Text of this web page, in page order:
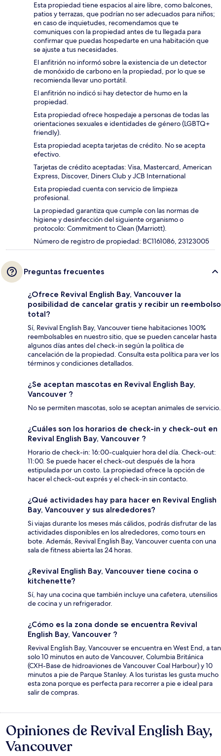
Esta propiedad tiene espacios al aire libre, como balcones,
patios y terrazas, que podrían no ser adecuados para niños;
en caso de inquietudes, recomendamos que te
comuniques con la propiedad antes de tu llegada para
confirmar que puedas hospedarte en una habitación que
se ajuste a tus necesidades.
El anfitrión no informó sobre la existencia de un detector
de monóxido de carbono en la propiedad, por lo que se
recomienda llevar uno portátil.
El anfitrión no indicó si hay detector de humo en la
propiedad.
Esta propiedad ofrece hospedaje a personas de todas las
orientaciones sexuales e identidades de género (LGBTQ+
friendly).
Esta propiedad acepta tarjetas de crédito. No se acepta
efectivo.
Tarjetas de crédito aceptadas: Visa, Mastercard, American
Express, Discover, Diners Club y JCB International
Esta propiedad cuenta con servicio de limpieza
profesional.
La propiedad garantiza que cumple con las normas de
higiene y desinfección del siguiente organismo o
protocolo: Commitment to Clean (Marriott).
Número de registro de propiedad: BC1161086, 23123005
Preguntas frecuentes
¿Ofrece Revival English Bay, Vancouver la
posibilidad de cancelar gratis y recibir un reembolso
total?
Sí, Revival English Bay, Vancouver tiene habitaciones 100%
reembolsables en nuestro sitio, que se pueden cancelar hasta
algunos días antes del check-in según la política de
cancelación de la propiedad. Consulta esta política para ver los
términos y condiciones detallados.
¿Se aceptan mascotas en Revival English Bay,
Vancouver ?
No se permiten mascotas, solo se aceptan animales de servicio.
¿Cuáles son los horarios de check-in y check-out en
Revival English Bay, Vancouver ?
Horario de check-in: 16:00-cualquier hora del día. Check-out:
11:00. Se puede hacer el check-out después de la hora
estipulada por un costo. La propiedad ofrece la opción de
hacer el check-out exprés y el check-in sin contacto.
¿Qué actividades hay para hacer en Revival English
Bay, Vancouver y sus alrededores?
Si viajas durante los meses más cálidos, podrás disfrutar de las
actividades disponibles en los alrededores, como tours en
bote. Además, Revival English Bay, Vancouver cuenta con una
sala de fitness abierta las 24 horas.
¿Revival English Bay, Vancouver tiene cocina o
kitchenette?
Sí, hay una cocina que también incluye una cafetera, utensilios
de cocina y un refrigerador.
¿Cómo es la zona donde se encuentra Revival
English Bay, Vancouver ?
Revival English Bay, Vancouver se encuentra en West End, a tan
solo 10 minutos en auto de Vancouver, Columbia Británica
(CXH-Base de hidroaviones de Vancouver Coal Harbour) y 10
minutos a pie de Parque Stanley. A los turistas les gusta mucho
esta zona porque es perfecta para recorrer a pie e ideal para
salir de compras.
Opiniones
Opiniones de Revival English Bay,
Vancouver